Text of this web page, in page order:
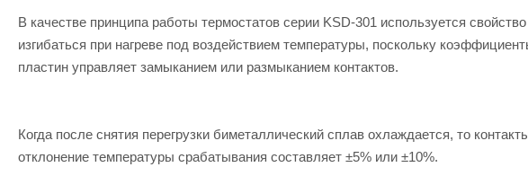
В качестве принципа работы термостатов серии KSD-301 используется
изгибаться при нагреве под воздействием температуры, поскольку
пластин управляет замыканием или размыканием контактов.
Когда после снятия перегрузки биметаллический сплав охлаждается, то
отклонение температуры срабатывания составляет ±5% или ±10%.